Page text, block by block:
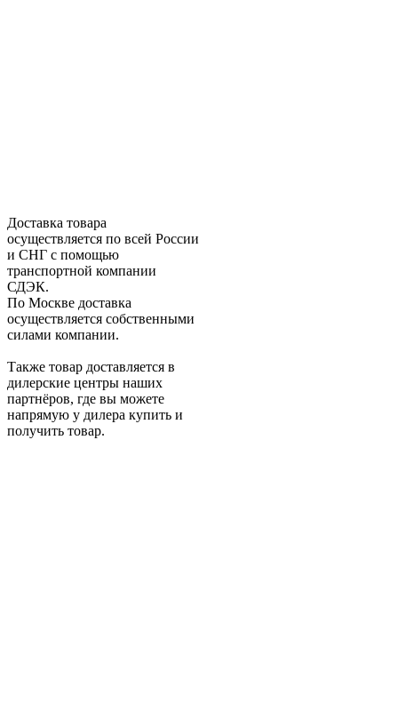
Доставка товара
осуществляется по всей России
и СНГ с помощью
транспортной компании
СДЭК.
По Москве доставка
осуществляется собственными
силами компании.
Также товар доставляется в
дилерские центры наших
партнёров, где вы можете
напрямую у дилера купить и
получить товар.